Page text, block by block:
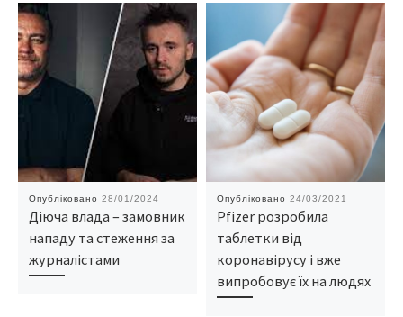
Опубліковано 28/01/2024
Діюча влада – замовник
нападу та стеження за
журналістами
Опубліковано 24/03/2021
Pfizer розробила
таблетки від
коронавірусу і вже
випробовує їх на людях